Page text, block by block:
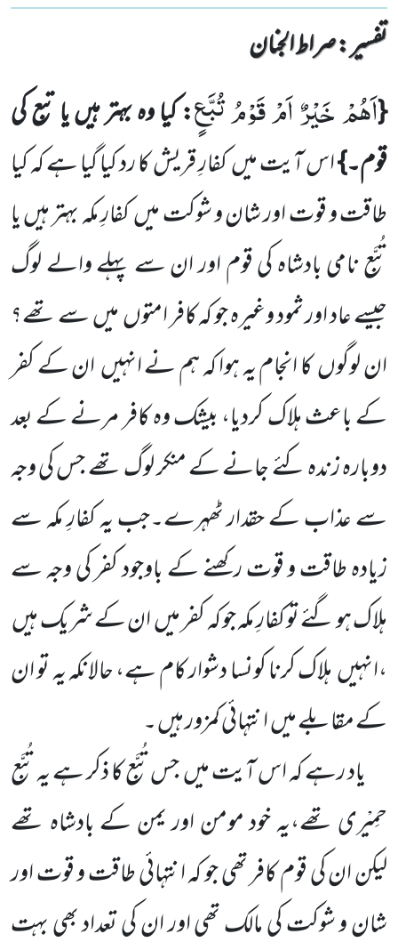
تفسیر : ‎صراط الجنان
{اَهُمْ خَیْرٌ اَمْ قَوْمُ تُبَّعٍ: کیا وہ بہتر ہیں یا تبع کی
قوم۔}اس آیت میںکفارِ قریش کا رد کیا گیا ہے کہ کیا
طاقت و قوتاور شان و شوکت میںکفارِ مکہ بہتر ہیں یا
تُبَّع نامی بادشاہ کی قوم اور ان سے پہلے والے لوگ
جیسے عاد اور ثمود وغیرہ جو کہ کافر امتوںمیںسے تھے؟
ان لوگوںکا انجام یہ ہوا کہ ہم نے انہیںان کے کفر
کے باعث ہلاک کردیا، بیشک وہ کافر مرنے کے بعد
دوبارہ زندہ کئے جانے کے منکر لوگ تھے جس کی وجہ
سے عذاب کے حقدار ٹھہرے۔جب یہ کفارِ مکہ سے
زیادہ طاقت و قوت رکھنے کے باوجود کفر کی وجہ سے
ہلاک ہو گئے تو کفارِ مکہ جو کہ کفر میںان کے شریک ہیں
،انہیںہلاک کرنا کونسا دشوار کام ہے، حالانکہ یہ تو ان
کے مقابلے میںانتہائی کمزور ہیں ۔
یاد رہے کہ اس آیت میںجس تُبَّع کا ذکر ہے یہ تُبَّع
حمِیْری تھے،یہ خود مومن اور یمن کے بادشاہ تھے
لیکن ان کی قوم کافر تھی جو کہ انتہائی طاقت و قوت اور
شان و شوکت کی مالک تھی اور ان کی تعداد بھی بہت